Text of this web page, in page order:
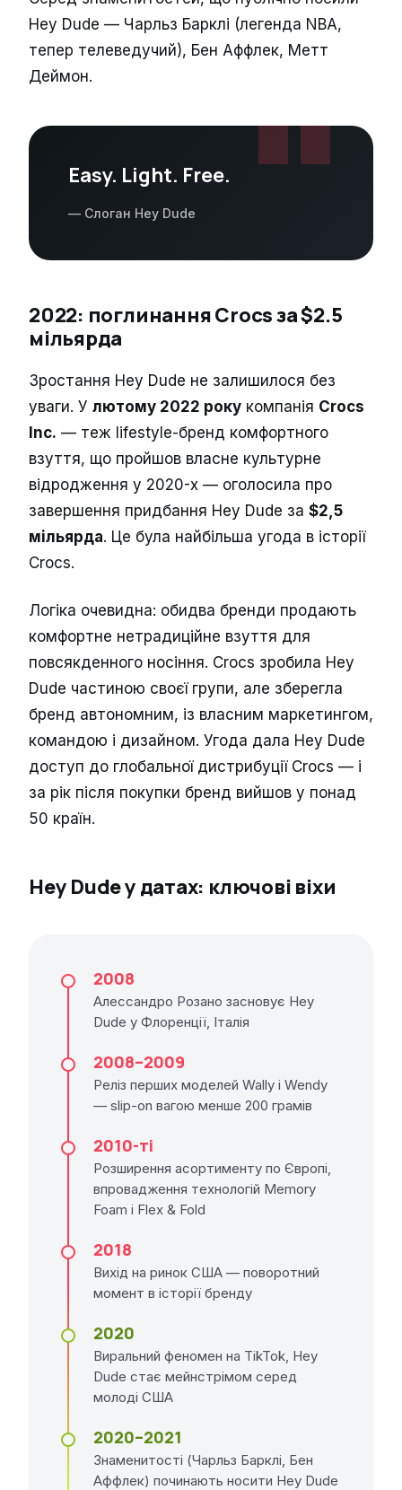
Hey Dude — Чарльз Барклі (легенда NBA,
тепер телеведучий), Бен Аффлек, Метт
Деймон.
"
Easy. Light. Free.
— Слоган Hey Dude
2022: поглинання Crocs за $2.5
мільярда
Зростання Hey Dude не залишилося без
уваги. У лютому 2022 року компанія Crocs
Inc. — теж lifestyle-бренд комфортного
взуття, що пройшов власне культурне
відродження у 2020-х — оголосила про
завершення придбання Hey Dude за $2,5
мільярда. Це була найбільша угода в історії
Crocs.
Логіка очевидна: обидва бренди продають
комфортне нетрадиційне взуття для
повсякденного носіння. Crocs зробила Hey
Dude частиною своєї групи, але зберегла
бренд автономним, із власним маркетингом,
командою і дизайном. Угода дала Hey Dude
доступ до глобальної дистрибуції Crocs — і
за рік після покупки бренд вийшов у понад
50 країн.
Hey Dude у датах: ключові віхи
2008
Алессандро Розано засновує Hey
Dude у Флоренції, Італія
2008–2009
Реліз перших моделей Wally і Wendy
— slip-on вагою менше 200 грамів
2010-ті
Розширення асортименту по Європі,
впровадження технологій Memory
Foam і Flex & Fold
2018
Вихід на ринок США — поворотний
момент в історії бренду
2020
Виральний феномен на TikTok, Hey
Dude стає мейнстрімом серед
молоді США
2020–2021
Знаменитості (Чарльз Барклі, Бен
Аффлек) починають носити Hey Dude